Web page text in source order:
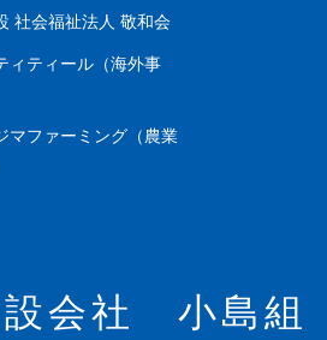
社会福祉法人 敬和会
ィティール（海外事
マファーミング（農業
設会社 小島組